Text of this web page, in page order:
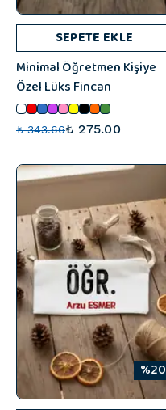
SEPETE EKLE
Minimal Öğretmen Kişiye
Özel Lüks Fincan
₺ 343.66₺ 275.00
%20